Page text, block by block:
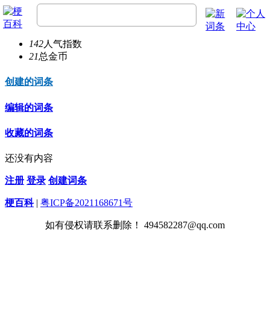
y3527zha
142人气指数
21总金币
创建的词条
编辑的词条
收藏的词条
还没有内容
注册 登录 创建词条
梗百科 | 粤ICP备2021168671号
如有侵权请联系删除！ 494582287@qq.com